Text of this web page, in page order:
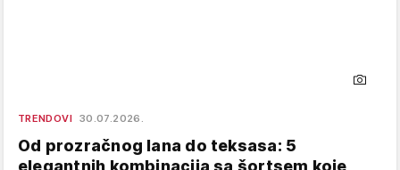
TRENDOVI 30.07.2026.
Od prozračnog lana do teksasa: 5
elegantnih kombinacija sa šortsem koje